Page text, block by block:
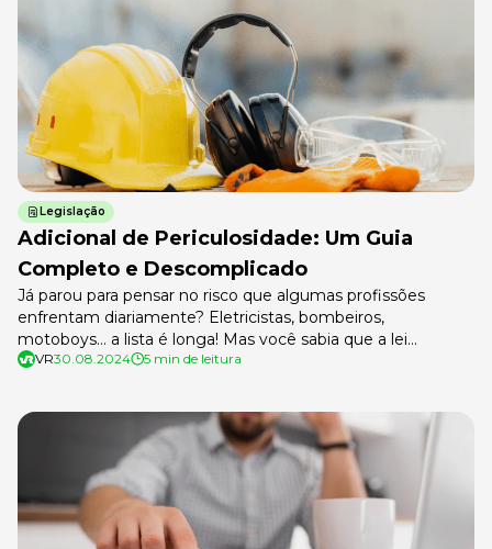
Legislação
Adicional de Periculosidade: Um Guia
Completo e Descomplicado
Já parou para pensar no risco que algumas profissões
enfrentam diariamente? Eletricistas, bombeiros,
motoboys… a lista é longa! Mas você sabia que a lei
reconhece esses perigos e garante um direito importante
toda a diferença no salário de quem […]
VR30.08.2024 5 min de leitura